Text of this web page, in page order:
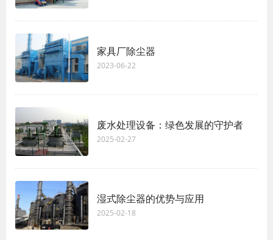
家具厂除尘器
2023-06-22
废水处理设备：绿色发展的守护者
2025-02-27
湿式除尘器的优势与应用
2025-02-18